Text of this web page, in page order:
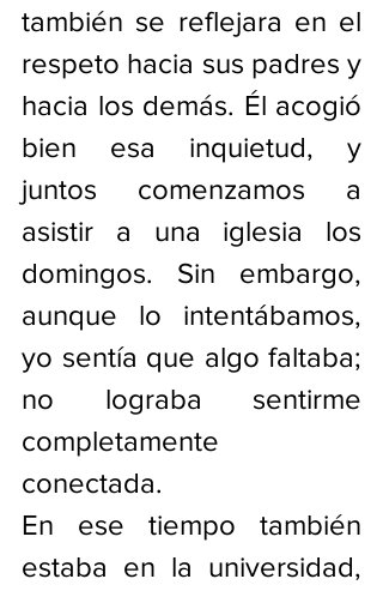
también se reflejara en el
respeto hacia sus padres y
hacia los demás. Él acogió
bien esa inquietud, y
juntos comenzamos a
asistir a una iglesia los
domingos. Sin embargo,
aunque lo intentábamos,
yo sentía que algo faltaba;
no lograba sentirme
completamente
conectada.
En ese tiempo también
estaba en la universidad,